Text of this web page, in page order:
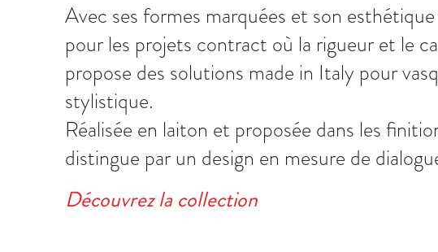
Avec ses formes marquées et son
pour les projets contract où la rigueur et le
propose des solutions made in Italy pour
stylistique.
Réalisée en laiton et proposée dans les
distingue par un design en mesure de
Découvrez la collection